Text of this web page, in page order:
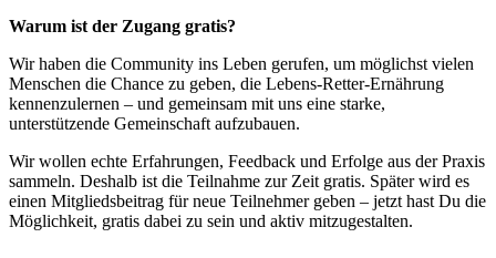
Warum ist der Zugang gratis?
Wir haben die Community ins Leben gerufen, um möglichst vielen
Menschen die Chance zu geben, die Lebens-Retter-Ernährung
kennenzulernen – und gemeinsam mit uns eine starke,
unterstützende Gemeinschaft aufzubauen.
Wir wollen echte Erfahrungen, Feedback und Erfolge aus der Praxis
sammeln. Deshalb ist die Teilnahme zur Zeit gratis. Später wird es
einen Mitgliedsbeitrag für neue Teilnehmer geben – jetzt hast Du die
Möglichkeit, gratis dabei zu sein und aktiv mitzugestalten.